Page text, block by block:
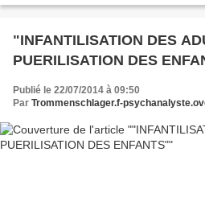
"INFANTILISATION DES
PUERILISATION DES
Publié le 22/07/2014 à 09:50
Par Trommenschlager.f-